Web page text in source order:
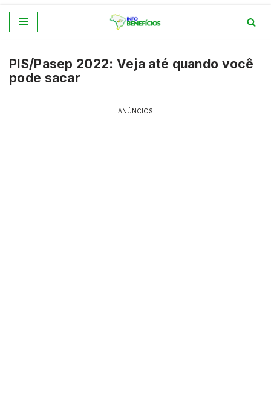
o
conteúdo
PIS/Pasep 2022: Veja até quando você
pode sacar
ANÚNCIOS